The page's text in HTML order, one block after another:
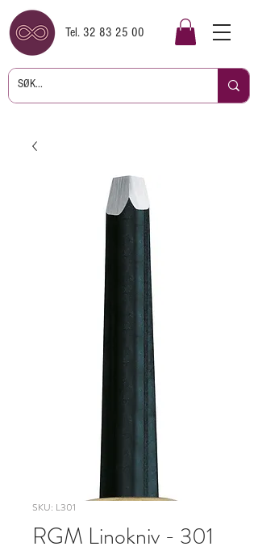
Tel. 32 83 25 00
SKU: L301
RGM Linokniv - 301